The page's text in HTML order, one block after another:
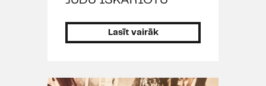
Lomas citos teātros:
observatorija, 2008).
Lasīt vairāk